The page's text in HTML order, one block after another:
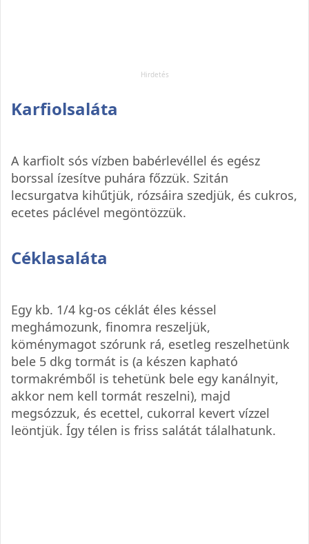
Karfiolsaláta
A karfiolt sós vízben babérlevéllel és egész
borssal ízesítve puhára főzzük. Szitán
lecsurgatva kihűtjük, rózsáira szedjük, és cukros,
ecetes páclével megöntözzük.
Céklasaláta
Egy kb. 1/4 kg-os céklát éles késsel
meghámozunk, finomra reszeljük,
köménymagot szórunk rá, esetleg reszelhetünk
bele 5 dkg tormát is (a készen kapható
tormakrémből is tehetünk bele egy kanálnyit,
akkor nem kell tormát reszelni), majd
megsózzuk, és ecettel, cukorral kevert vízzel
leöntjük. Így télen is friss salátát tálalhatunk.